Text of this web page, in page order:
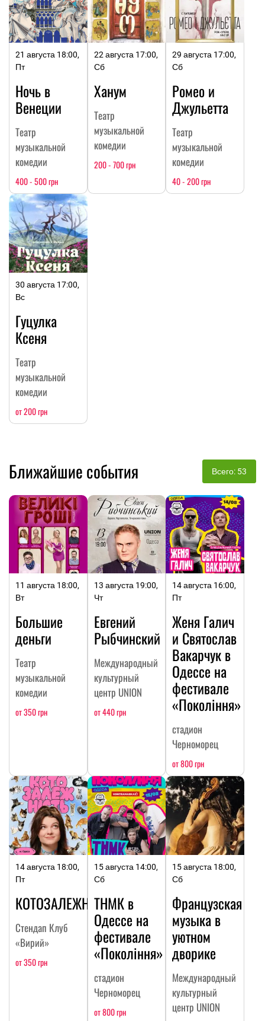
21 августа 18:00,
Пт
Ночь в
Венеции
Театр
музыкальной
комедии
400 - 500 грн
22 августа 17:00,
Сб
Ханум
Театр
музыкальной
комедии
200 - 700 грн
29 августа 17:00,
Сб
Ромео и
Джульетта
Театр
музыкальной
комедии
40 - 200 грн
30 августа 17:00,
Вс
Гуцулка
Ксеня
Театр
музыкальной
комедии
от 200 грн
Ближайшие события Всего: 53
11 августа 18:00,
Вт
Большие
деньги
Театр
музыкальной
комедии
от 350 грн
13 августа 19:00,
Чт
Евгений
Рыбчинский
Международный
культурный
центр UNION
от 440 грн
14 августа 16:00,
Пт
Женя Галич
и Святослав
Вакарчук в
Одессе на
фестивале
«Покоління»
стадион
Черноморец
от 800 грн
14 августа 18:00,
Пт
КОТОЗАЛЕЖНОСТЬ
Стендап Клуб
«Вирий»
от 350 грн
15 августа 14:00,
Сб
ТНМК в
Одессе на
фестивале
«Покоління»
стадион
Черноморец
от 800 грн
15 августа 18:00,
Сб
Французская
музыка в
уютном
дворике
Международный
культурный
центр UNION